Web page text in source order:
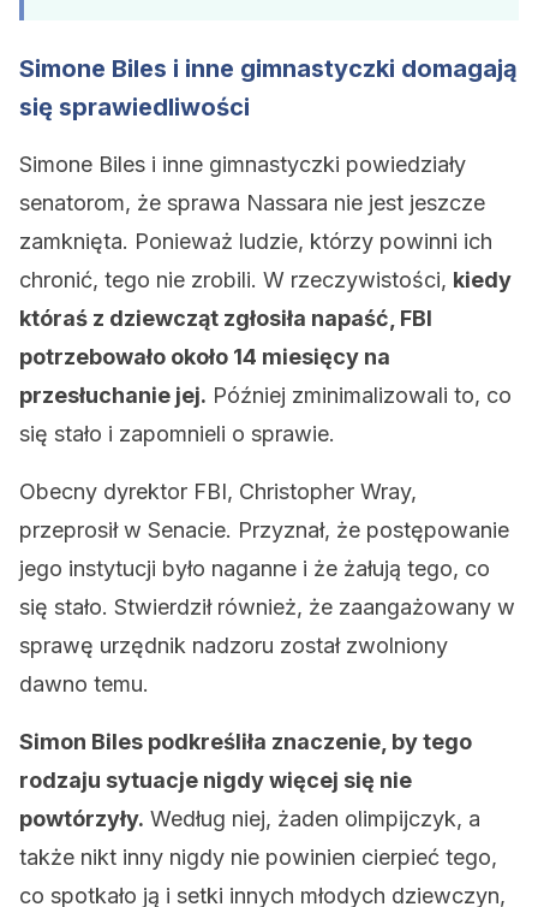
Simone Biles i inne gimnastyczki domagają
się sprawiedliwości
Simone Biles i inne gimnastyczki powiedziały
senatorom, że sprawa Nassara nie jest jeszcze
zamknięta. Ponieważ ludzie, którzy powinni ich
chronić, tego nie zrobili. W rzeczywistości, kiedy
któraś z dziewcząt zgłosiła napaść, FBI
potrzebowało około 14 miesięcy na
przesłuchanie jej. Później zminimalizowali to, co
się stało i zapomnieli o sprawie.
Obecny dyrektor FBI, Christopher Wray,
przeprosił w Senacie. Przyznał, że postępowanie
jego instytucji było naganne i że żałują tego, co
się stało. Stwierdził również, że zaangażowany w
sprawę urzędnik nadzoru został zwolniony
dawno temu.
Simon Biles podkreśliła znaczenie, by tego
rodzaju sytuacje nigdy więcej się nie
powtórzyły. Według niej, żaden olimpijczyk, a
także nikt inny nigdy nie powinien cierpieć tego,
co spotkało ją i setki innych młodych dziewczyn,